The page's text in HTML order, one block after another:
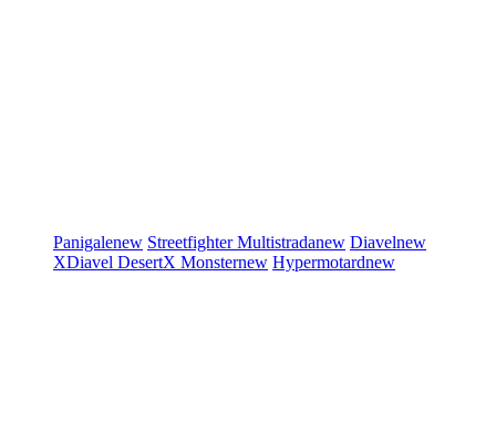
Panigalenew StreetfighterMultistradanew Diavelnew
XDiavel DesertX Monsternew Hypermotardnew